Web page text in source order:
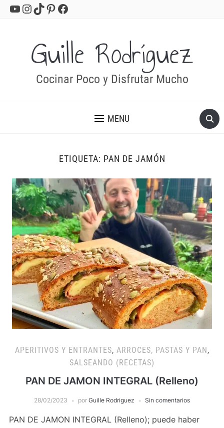
YouTube
Instagram
TikTok
Pinterest
Facebook
Guille Rodríguez
Cocinar Poco y Disfrutar Mucho
MENU
ETIQUETA: PAN DE JAMÓN
APERITIVOS Y ENTRANTES, ARROCES, PASTAS Y PAN,
SALSEANDO (RECETAS)
PAN DE JAMON INTEGRAL (Relleno)
28/02/2023 por Guille Rodriguez Sin comentarios
PAN DE JAMON INTEGRAL (Relleno); puede haber